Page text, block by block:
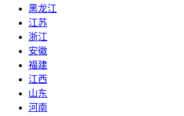
黑龙江
江苏
浙江
安徽
福建
江西
山东
河南